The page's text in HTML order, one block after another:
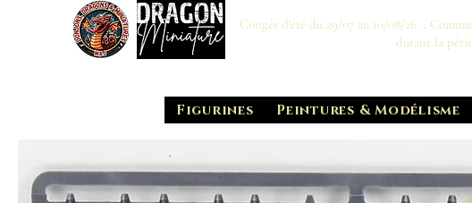
Congés d'été du 29/07 au 10/08/26 :
durant la
Figurines Peintures & Modélisme